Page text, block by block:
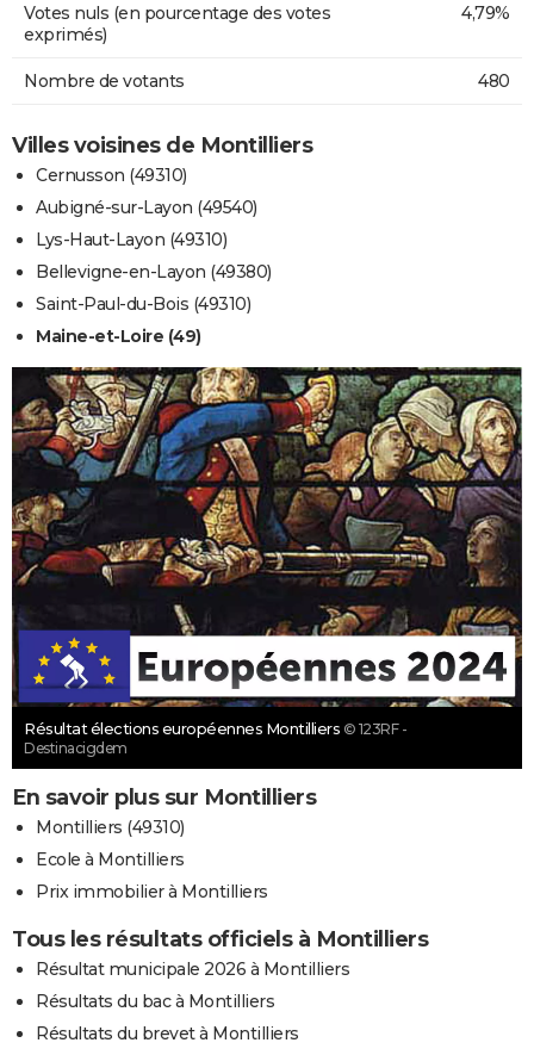
Votes nuls (en pourcentage des votes
exprimés)
4,79%
Nombre de votants 480
Villes voisines de Montilliers
Cernusson (49310)
Aubigné-sur-Layon (49540)
Lys-Haut-Layon (49310)
Bellevigne-en-Layon (49380)
Saint-Paul-du-Bois (49310)
Maine-et-Loire (49)
Résultat élections européennes Montilliers © 123RF -
Destinacigdem
En savoir plus sur Montilliers
Montilliers (49310)
Ecole à Montilliers
Prix immobilier à Montilliers
Tous les résultats officiels à Montilliers
Résultat municipale 2026 à Montilliers
Résultats du bac à Montilliers
Résultats du brevet à Montilliers